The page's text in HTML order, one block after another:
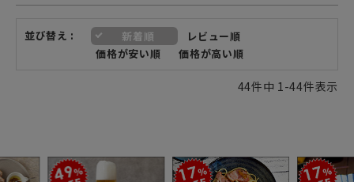
並び替え 新着順
レビュー順
価格が安い順
価格が高い順
44件中 1-44件表示